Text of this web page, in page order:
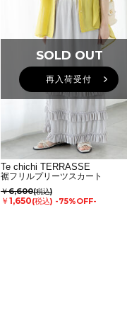
SOLD OUT
SOLD OUT
再入荷受付
Te chichi TERRASSE
裾フリルプリーツスカート
￥6,600(税込)
￥1,650(税込) -75%OFF-